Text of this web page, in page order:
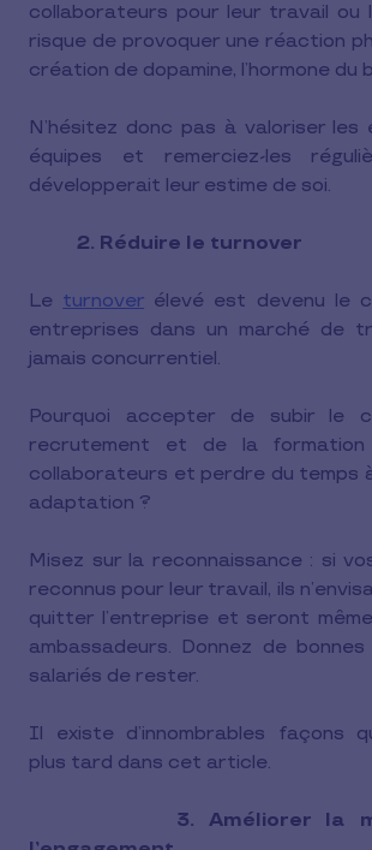
collaborateurs pour leur travail ou
risque de provoquer une réaction
création de dopamine, l’hormone du
N’hésitez donc pas à valoriser
équipes et remerciez-les
développerait leur estime de soi.
2. Réduire le turnover
Le turnover élevé est devenu le
entreprises dans un marché de
jamais concurrentiel.
Pourquoi accepter de subir le
recrutement et de la formation
collaborateurs et perdre du temps
adaptation ?
Misez sur la reconnaissance : si
reconnus pour leur travail, ils
quitter l’entreprise et seront
ambassadeurs. Donnez de
salariés de rester.
Il existe d’innombrables façons
plus tard dans cet article.
3. Améliorer la